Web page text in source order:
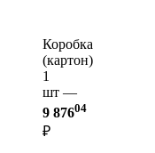
Коробка
(картон)
1
шт —
9 87604
₽